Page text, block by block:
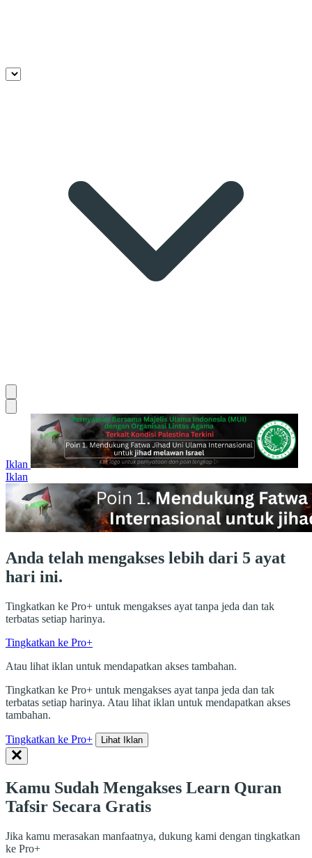
Iklan
Iklan
Anda telah mengakses lebih dari 5 ayat
hari ini.
Tingkatkan ke Pro+ untuk mengakses ayat tanpa jeda dan tak
terbatas setiap harinya.
Tingkatkan ke Pro+
Atau lihat iklan untuk mendapatkan akses tambahan.
Tingkatkan ke Pro+ untuk mengakses ayat tanpa jeda dan tak
terbatas setiap harinya. Atau lihat iklan untuk mendapatkan akses
tambahan.
Tingkatkan ke Pro+ Lihat Iklan
Kamu Sudah Mengakses Learn Quran
Tafsir Secara Gratis
Jika kamu merasakan manfaatnya, dukung kami dengan tingkatkan
ke Pro+